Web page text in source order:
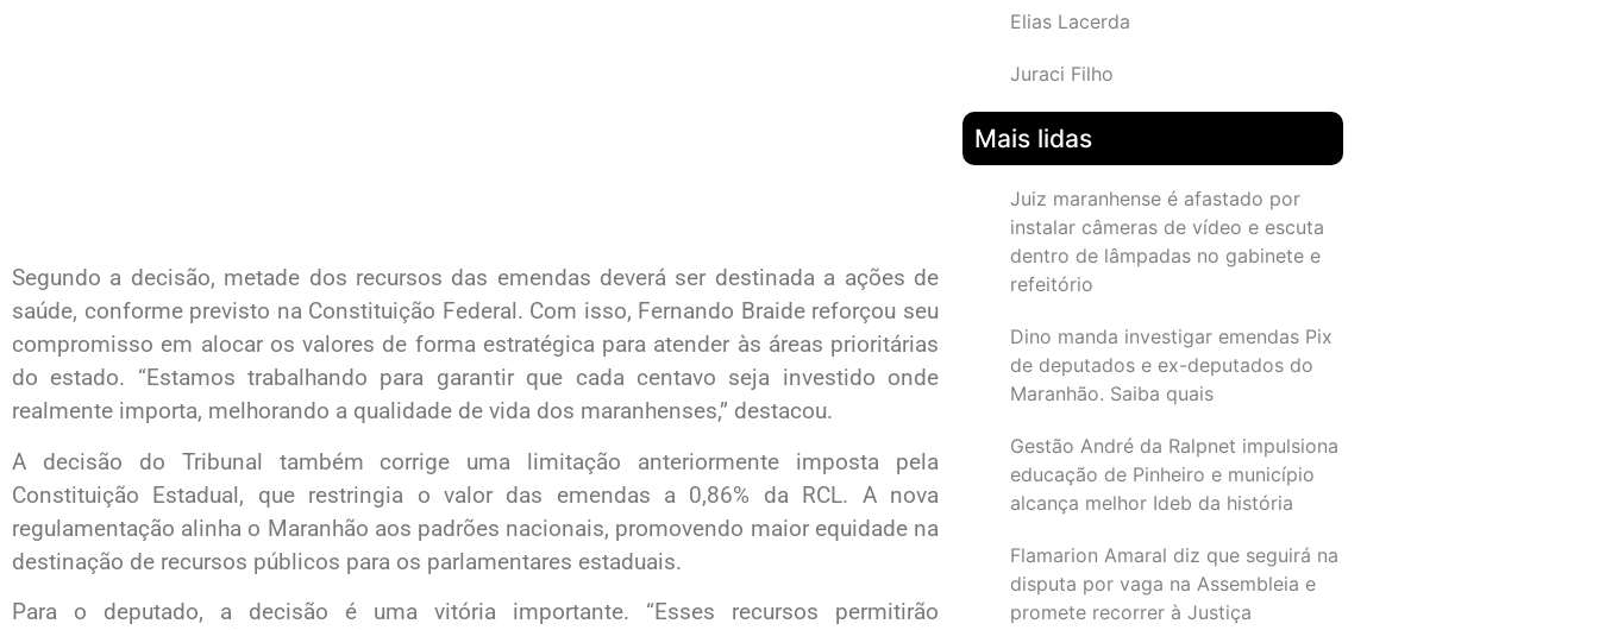
Segundo a decisão, metade dos recursos das emendas deverá ser destinada a ações de
saúde, conforme previsto na Constituição Federal. Com isso, Fernando Braide reforçou seu
compromisso em alocar os valores de forma estratégica para atender às áreas prioritárias
do estado. “Estamos trabalhando para garantir que cada centavo seja investido onde
realmente importa, melhorando a qualidade de vida dos maranhenses,” destacou.
A decisão do Tribunal também corrige uma limitação anteriormente imposta pela
Constituição Estadual, que restringia o valor das emendas a 0,86% da RCL. A nova
regulamentação alinha o Maranhão aos padrões nacionais, promovendo maior equidade na
destinação de recursos públicos para os parlamentares estaduais.
Para o deputado, a decisão é uma vitória importante. “Esses recursos permitirão
Elias Lacerda
Juraci Filho
Mais lidas
Juiz maranhense é afastado por
instalar câmeras de vídeo e escuta
dentro de lâmpadas no gabinete e
refeitório
Dino manda investigar emendas Pix
de deputados e ex-deputados do
Maranhão. Saiba quais
Gestão André da Ralpnet impulsiona
educação de Pinheiro e município
alcança melhor Ideb da história
Flamarion Amaral diz que seguirá na
disputa por vaga na Assembleia e
promete recorrer à Justiça